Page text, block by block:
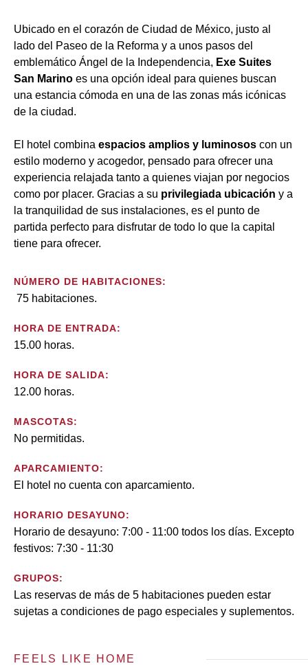
Ubicado en el corazón de Ciudad de México, justo al
lado del Paseo de la Reforma y a unos pasos del
emblemático Ángel de la Independencia, Exe Suites
San Marino es una opción ideal para quienes buscan
una estancia cómoda en una de las zonas más icónicas
de la ciudad.
El hotel combina espacios amplios y luminosos con un
estilo moderno y acogedor, pensado para ofrecer una
experiencia relajada tanto a quienes viajan por negocios
como por placer. Gracias a su privilegiada ubicación y a
la tranquilidad de sus instalaciones, es el punto de
partida perfecto para disfrutar de todo lo que la capital
tiene para ofrecer.
NÚMERO DE HABITACIONES:
75 habitaciones.
HORA DE ENTRADA:
15.00 horas.
HORA DE SALIDA:
12.00 horas.
MASCOTAS:
No permitidas.
APARCAMIENTO:
El hotel no cuenta con aparcamiento.
HORARIO DESAYUNO:
Horario de desayuno: 7:00 - 11:00 todos los días. Excepto
festivos: 7:30 - 11:30
GRUPOS:
Las reservas de más de 5 habitaciones pueden estar
sujetas a condiciones de pago especiales y suplementos.
FEELS LIKE HOME